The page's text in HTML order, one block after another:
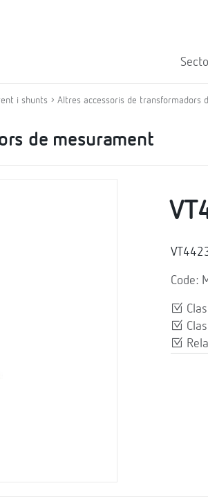
i shunts Altres accessoris de transformadors
de mesurament
Code: